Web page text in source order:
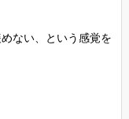
ない、という感覚を